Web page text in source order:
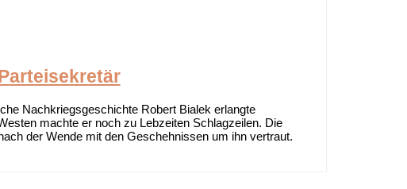
Nachkriegsgeschichte Robert Bialek erlangte
machte er noch zu Lebzeiten Schlagzeilen. Die
der Wende mit den Geschehnissen um ihn vertraut.